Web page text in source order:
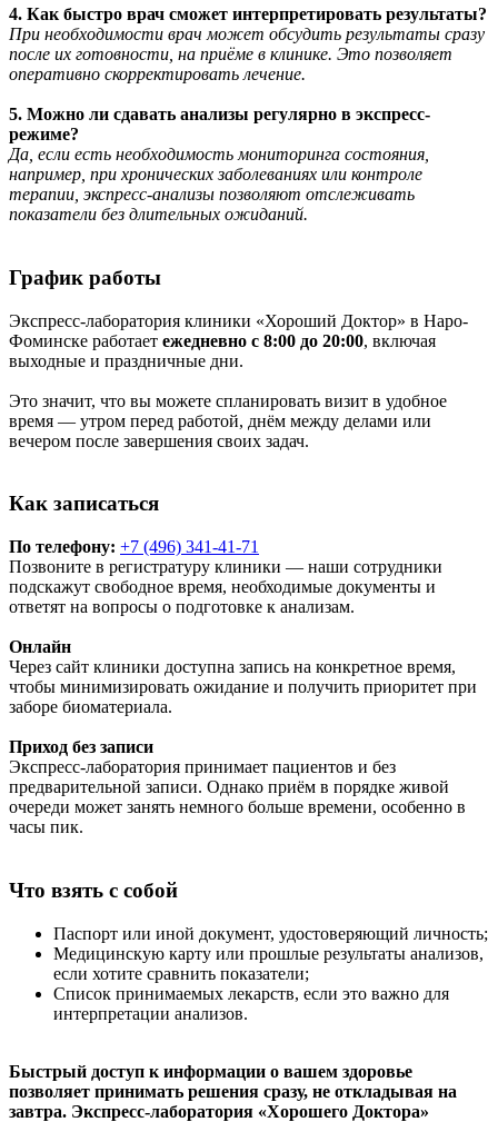
4. Как быстро врач сможет интерпретировать результаты?
При необходимости врач может обсудить результаты сразу
после их готовности, на приёме в клинике. Это позволяет
оперативно скорректировать лечение.
5. Можно ли сдавать анализы регулярно в экспресс-
режиме?
Да, если есть необходимость мониторинга состояния,
например, при хронических заболеваниях или контроле
терапии, экспресс-анализы позволяют отслеживать
показатели без длительных ожиданий.
График работы
Экспресс-лаборатория клиники «Хороший Доктор» в Наро-
Фоминске работает ежедневно с 8:00 до 20:00, включая
выходные и праздничные дни.
Это значит, что вы можете спланировать визит в удобное
время — утром перед работой, днём между делами или
вечером после завершения своих задач.
Как записаться
По телефону: +7 (496) 341-41-71
Позвоните в регистратуру клиники — наши сотрудники
подскажут свободное время, необходимые документы и
ответят на вопросы о подготовке к анализам.
Онлайн
Через сайт клиники доступна запись на конкретное время,
чтобы минимизировать ожидание и получить приоритет при
заборе биоматериала.
Приход без записи
Экспресс-лаборатория принимает пациентов и без
предварительной записи. Однако приём в порядке живой
очереди может занять немного больше времени, особенно в
часы пик.
Что взять с собой
Паспорт или иной документ, удостоверяющий личность;
Медицинскую карту или прошлые результаты анализов,
если хотите сравнить показатели;
Список принимаемых лекарств, если это важно для
интерпретации анализов.
Быстрый доступ к информации о вашем здоровье
позволяет принимать решения сразу, не откладывая на
завтра. Экспресс-лаборатория «Хорошего Доктора»